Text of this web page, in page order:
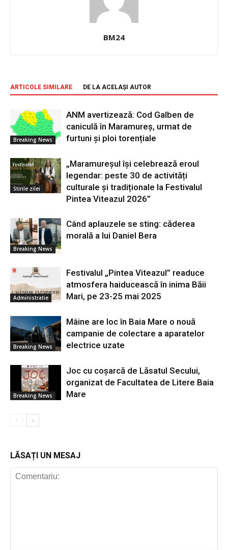
BM24
ARTICOLE SIMILARE DE LA ACELAȘI AUTOR
Breaking News
ANM avertizează: Cod Galben de
caniculă în Maramureș, urmat de
furtuni și ploi torențiale
Stirile zilei
„Maramureșul își celebrează eroul
legendar: peste 30 de activități
culturale și tradiționale la Festivalul
Pintea Viteazul 2026”
Breaking News
Când aplauzele se sting: căderea
morală a lui Daniel Bera
Administratie
Festivalul „Pintea Viteazul” readuce
atmosfera haiducească în inima Băii
Mari, pe 23-25 mai 2025
Breaking News
Mâine are loc în Baia Mare o nouă
campanie de colectare a aparatelor
electrice uzate
Breaking News
Joc cu coșarcă de Lăsatul Secului,
organizat de Facultatea de Litere Baia
Mare
LĂSAȚI UN MESAJ